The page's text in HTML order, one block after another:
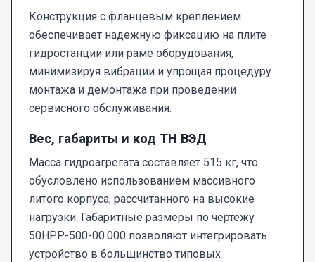
Конструкция с фланцевым креплением
обеспечивает надежную фиксацию на плите
гидростанции или раме оборудования,
минимизируя вибрации и упрощая процедуру
монтажа и демонтажа при проведении
сервисного обслуживания.
Вес, габариты и код ТН ВЭД
Масса гидроагрегата составляет 515 кг, что
обусловлено использованием массивного
литого корпуса, рассчитанного на высокие
нагрузки. Габаритные размеры по чертежу
50НРР-500-00.000 позволяют интегрировать
устройство в большинство типовых